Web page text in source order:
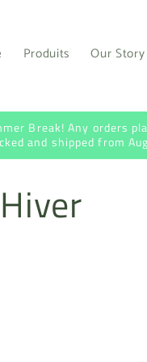
Produits Our Story
Break! Any orders
and shipped from